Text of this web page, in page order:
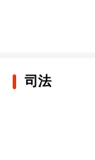
司法